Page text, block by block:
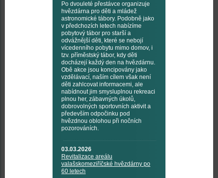
Po dvouleté přestávce organizuje
hvězdárna pro děti a mládež
astronomické tábory. Podobně jako
v předchozích letech nabízíme
pobytový tábor pro starší a
odvážnější děti, které se nebojí
vícedenního pobytu mimo domov, i
tzv. příměstský tábor, kdy děti
docházejí každý den na hvězdárnu.
Obě akce jsou koncipovány jako
vzdělávací, naším cílem však není
děti zahlcovat informacemi, ale
nabídnout jim smysluplnou rekreaci
plnou her, zábavných úkolů,
dobrovolných sportovních aktivit a
především odpočinku pod
hvězdnou oblohou při nočních
pozorováních.
03.03.2026
Revitalizace areálu
valašskomeziříčské hvězdárny po
60 letech